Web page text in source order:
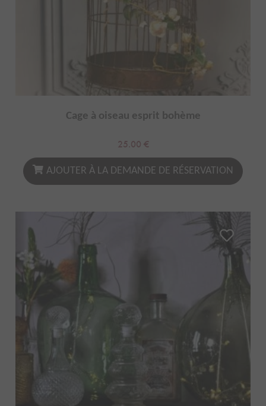
Cage à oiseau esprit bohème
25.00 €
AJOUTER À LA DEMANDE DE RÉSERVATION